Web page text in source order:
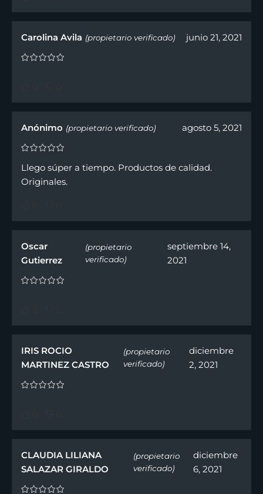
Carolina Avila (propietario verificado) junio 21, 2021
Anónimo (propietario verificado) agosto 5, 2021
Llego súper a tiempo. Productos de calidad.
Originales.
Oscar
Gutierrez
(propietario
verificado)
septiembre 14,
2021
IRIS ROCIO
MARTINEZ CASTRO
(propietario
verificado)
diciembre
2, 2021
CLAUDIA LILIANA
SALAZAR GIRALDO
(propietario
verificado)
diciembre
6, 2021